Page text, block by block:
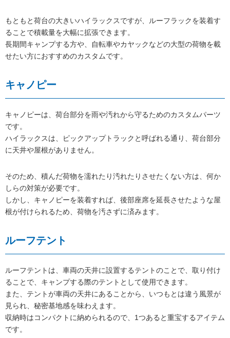
もともと荷台の大きいハイラックスですが、ルーフラックを装着す
ることで積載量を大幅に拡張できます。
長期間キャンプする方や、自転車やカヤックなどの大型の荷物を載
せたい方におすすめのカスタムです。
キャノピー
キャノピーは、荷台部分を雨や汚れから守るためのカスタムパーツ
です。
ハイラックスは、ピックアップトラックと呼ばれる通り、荷台部分
に天井や屋根がありません。
そのため、積んだ荷物を濡れたり汚れたりさせたくない方は、何か
しらの対策が必要です。
しかし、キャノピーを装着すれば、後部座席を延長させたような屋
根が付けられるため、荷物を汚さずに済みます。
ルーフテント
ルーフテントは、車両の天井に設置するテントのことで、取り付け
ることで、キャンプする際のテントとして使用できます。
また、テントが車両の天井にあることから、いつもとは違う風景が
見られ、秘密基地感を味わえます。
収納時はコンパクトに納められるので、1つあると重宝するアイテム
です。